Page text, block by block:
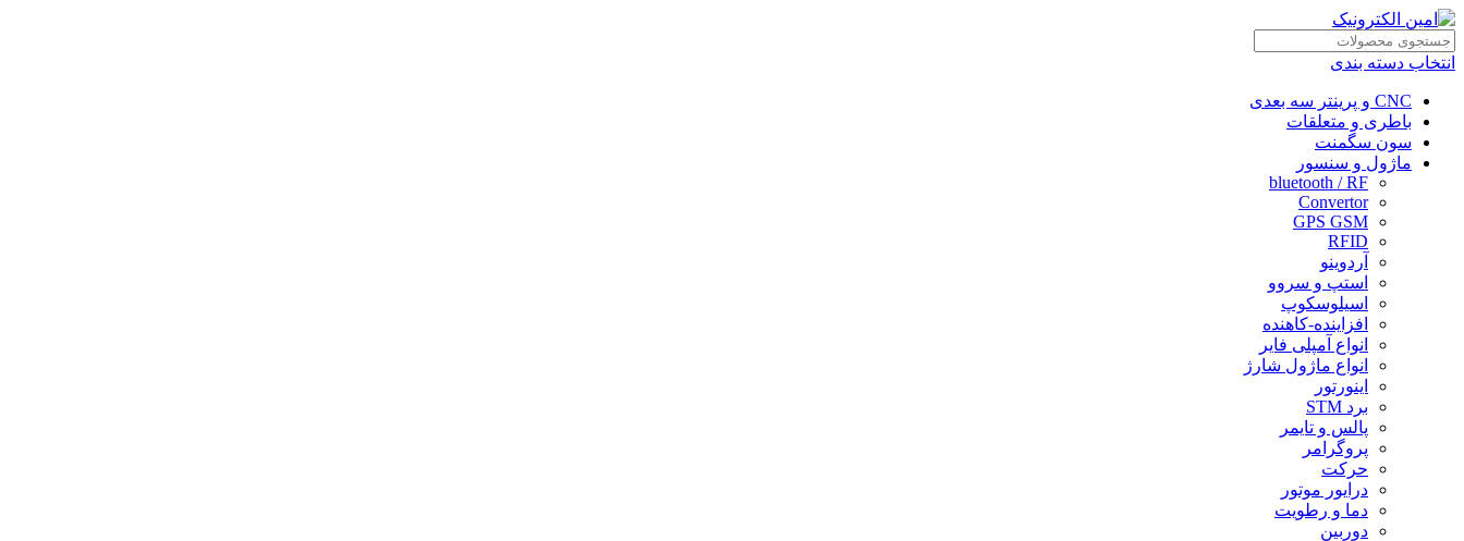
انتخاب دسته بندی
CNC و پرینتر سه بعدی
باطری و متعلقات
سون سگمنت
ماژول و سنسور
bluetooth / RF
Convertor
GPS GSM
RFID
آردوینو
استپ و سروو
اسیلوسکوپ
افزاینده-کاهنده
انواع آمپلی فایر
انواع ماژول شارژ
اینورتور
برد STM
پالس و تایمر
پروگرامر
حرکت
درایور موتور
دما و رطویت
دوربین